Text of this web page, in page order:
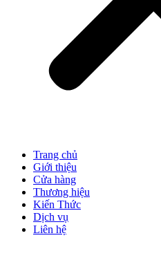
Trang chủ
Giới thiệu
Cửa hàng
Thương hiệu
Kiến Thức
Dịch vụ
Liên hệ